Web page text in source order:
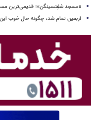
«مسجد شفِتسینگن»؛ قدیمی‌ترین
اربعین تمام شد، چگونه حال خوب این